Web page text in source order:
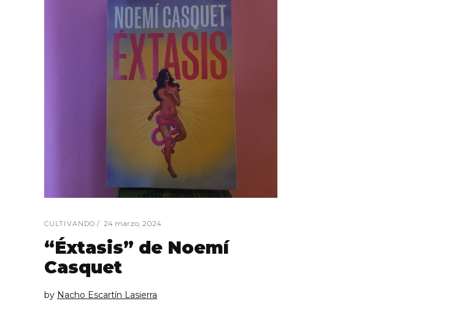
CULTIVANDO 24 marzo, 2024
“Éxtasis” de Noemí
Casquet
by Nacho Escartín Lasierra